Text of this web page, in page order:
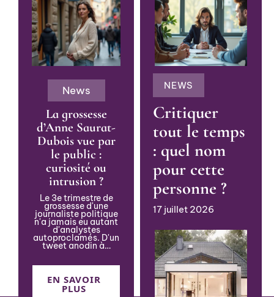
News
La grossesse
d’Anne Saurat-
Dubois vue par
le public :
curiosité ou
intrusion ?
Le 3e trimestre de
grossesse d'une
journaliste politique
n'a jamais eu autant
d'analystes
autoproclamés. D'un
tweet anodin à…
EN SAVOIR
PLUS
NEWS
Critiquer
tout le temps
: quel nom
pour cette
personne ?
17 juillet 2026